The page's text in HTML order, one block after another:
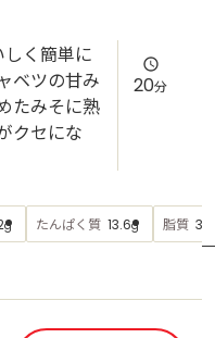
しく簡単に
ベツの甘み
たみそに熟
クセにな
20分
g たんぱく質 13.6g 脂質 36.2